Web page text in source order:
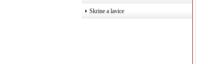
Skrine a lavice